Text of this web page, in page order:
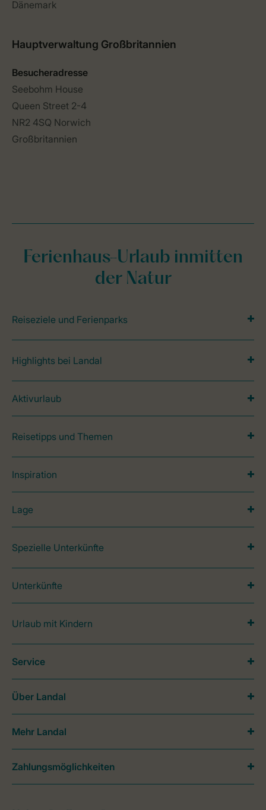
Ferienhaus-Urlaub inmitten
der Natur
Reiseziele und Ferienparks
Highlights bei Landal
Aktivurlaub
Reisetipps und Themen
Inspiration
Lage
Spezielle Unterkünfte
Unterkünfte
Urlaub mit Kindern
Service
Über Landal
Mehr Landal
Zahlungsmöglichkeiten